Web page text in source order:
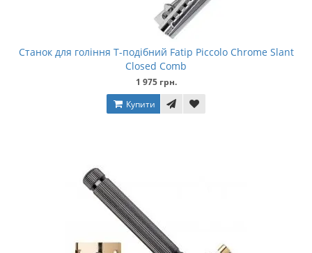
Станок для гоління Т-подібний Fatip Piccolo Chrome Slant
Closed Comb
1 975 грн.
Купити